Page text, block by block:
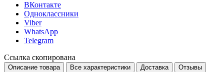
ВКонтакте
Одноклассники
Viber
WhatsApp
Telegram
Ссылка скопирована
Описание товара Все характеристики Доставка Отзывы